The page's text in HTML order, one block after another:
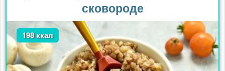
сковороде
198 ккал